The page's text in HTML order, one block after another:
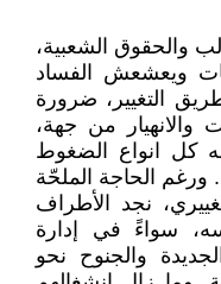
والحقوق الشعبية،
ويعشعش الفساد
التغيير، ضرورة
والانهيار من جهة،
كل انواع الضغوط
ورغم الحاجة الملحّة
نجد الأطراف
سواءً في إدارة
والجنوح نحو